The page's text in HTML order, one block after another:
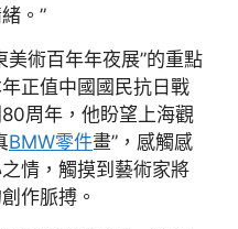
。”
術百年年夜展”的重點
正值中國國民抗日戰
周年，他盼望上海觀
BMW零件畫”，感觸感
情，觸摸到藝術家將
作脈搏。